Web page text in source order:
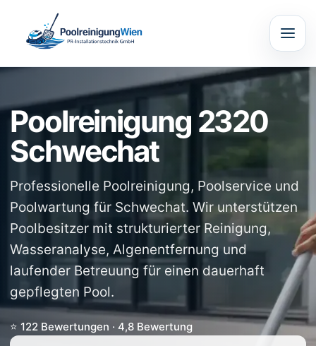
Poolreinigung 2320
Schwechat
Professionelle Poolreinigung, Poolservice und
Poolwartung für Schwechat. Wir unterstützen
Poolbesitzer mit strukturierter Reinigung,
Wasseranalyse, Algenentfernung und
laufender Betreuung für einen dauerhaft
gepflegten Pool.
⭐ 122 Bewertungen · 4,8 Bewertung